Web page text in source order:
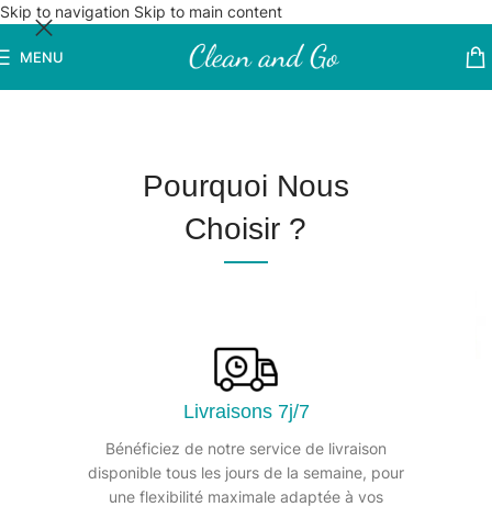
Pourquoi Nous
Choisir ?
Livraisons 7j/7
Bénéficiez de notre service de livraison
disponible tous les jours de la semaine, pour
une flexibilité maximale adaptée à vos
Skip to navigation Skip to main content
MENU